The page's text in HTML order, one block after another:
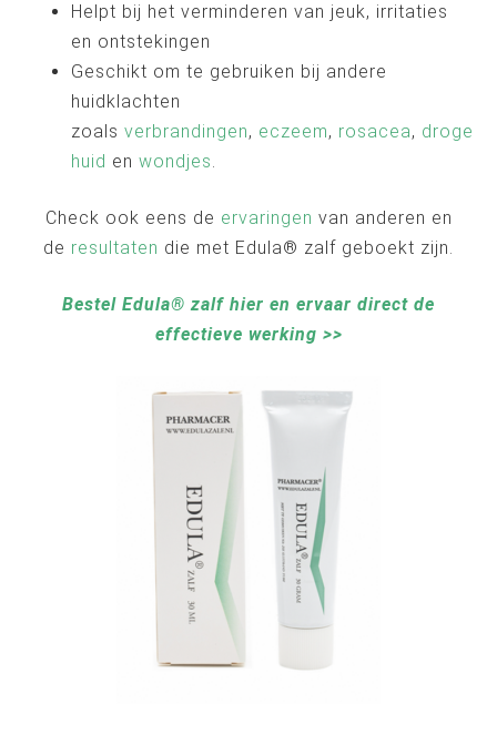
Helpt bij het verminderen van jeuk, irritaties
en ontstekingen
Geschikt om te gebruiken bij andere
huidklachten
zoals verbrandingen, eczeem, rosacea, droge
huid en wondjes.
Check ook eens de ervaringen van anderen en
de resultaten die met Edula® zalf geboekt zijn.
Bestel Edula® zalf hier en ervaar direct de
effectieve werking >>